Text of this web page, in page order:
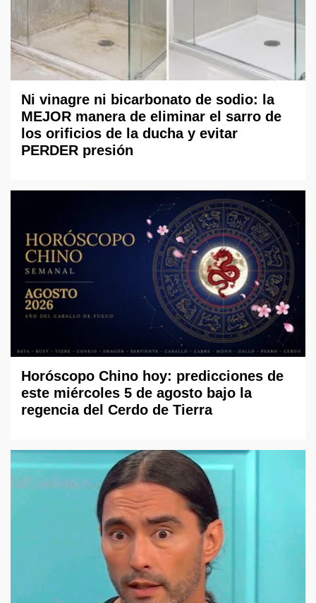
Ni vinagre ni bicarbonato de sodio: la
MEJOR manera de eliminar el sarro de
los orificios de la ducha y evitar
PERDER presión
Horóscopo Chino hoy: predicciones de
este miércoles 5 de agosto bajo la
regencia del Cerdo de Tierra